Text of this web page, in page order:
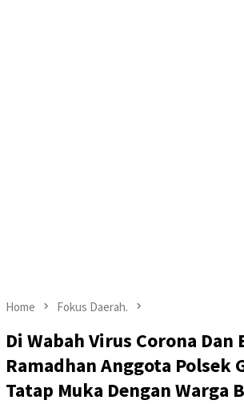
Home Fokus Daerah.
Di Wabah Virus Corona Dan
Ramadhan Anggota Polsek
Tatap Muka Dengan Warga